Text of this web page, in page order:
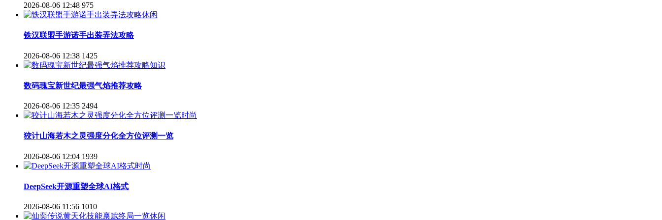
2026-08-06 12:48 975
休闲
铁汉联盟手游诺手出装弄法攻略
2026-08-06 12:38 1425
知识
数码瑰宝新世纪最强气焰推荐攻略
2026-08-06 12:35 2494
时尚
狡计山海若木之灵强度分化全方位评测一览
2026-08-06 12:04 1939
时尚
DeepSeek开源重塑全球AI格式
2026-08-06 11:56 1010
休闲